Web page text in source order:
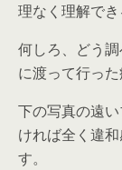
理なく理解でき
何しろ、どう
に渡って行った
下の写真の遠
ければ全く違
す。